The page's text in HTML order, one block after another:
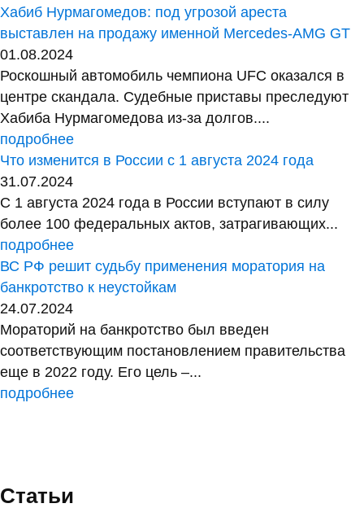
Хабиб Нурмагомедов: под угрозой ареста
выставлен на продажу именной Mercedes-AMG GT
01.08.2024
Роскошный автомобиль чемпиона UFC оказался в
центре скандала. Судебные приставы преследуют
Хабиба Нурмагомедова из-за долгов....
подробнее
Что изменится в России с 1 августа 2024 года
31.07.2024
С 1 августа 2024 года в России вступают в силу
более 100 федеральных актов, затрагивающих...
подробнее
ВС РФ решит судьбу применения моратория на
банкротство к неустойкам
24.07.2024
Мораторий на банкротство был введен
соответствующим постановлением правительства
еще в 2022 году. Его цель –...
подробнее
Статьи